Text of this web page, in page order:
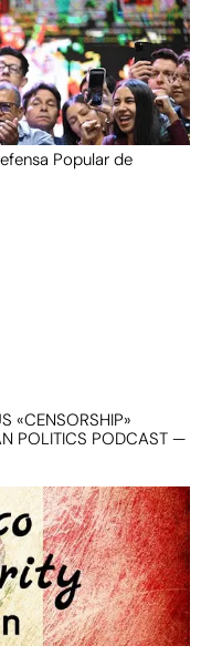
Popular de
«CENSORSHIP»
POLITICS PODCAST —